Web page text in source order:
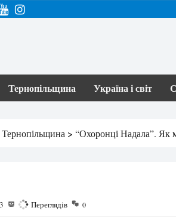
Тернопільщина Україна і світ
Тернопільщина > “Охоронці Надала”. Як
108 Переглядів 0